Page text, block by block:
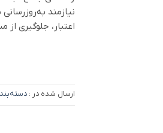
نیازمند
اعتبار، جلوگیری
ارسال شده در :